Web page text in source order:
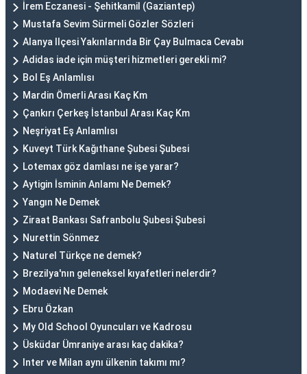
İrem Eczanesi - Şehitkamil (Gaziantep)
Mustafa Sevim Sürmeli Gözler Sözleri
Alanya Ilçesi Yakınlarında Bir Çay Bulmaca Cevabı
Adidas iade için müşteri hizmetleri gerekli mi?
Bol Eş Anlamlısı
Mardin Ömerli Arası Kaç Km
Çankırı Çerkeş İstanbul Arası Kaç Km
Neşriyat Eş Anlamlısı
Kuveyt Türk Kağıthane Şubesi Şubesi
Lotemax göz damlası ne işe yarar?
Aytigin İsminin Anlamı Ne Demek?
Yangın Ne Demek
Ziraat Bankası Safranbolu Şubesi Şubesi
Nurettin Sönmez
Naturel Türkçe ne demek?
Brezilya'nın geleneksel kıyafetleri nelerdir?
Modaevi Ne Demek
Ebru Özkan
My Old School Oyuncuları ve Kadrosu
Üsküdar Ümraniye arası kaç dakika?
Inter ve Milan aynı ülkenin takımı mı?